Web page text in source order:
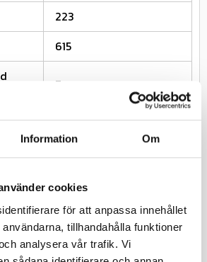
Information Om
cookies
för att anpassa innehållet
tillhandahålla funktioner
analysera vår trafik. Vi
223
615
7
0.45
165
80
45
F